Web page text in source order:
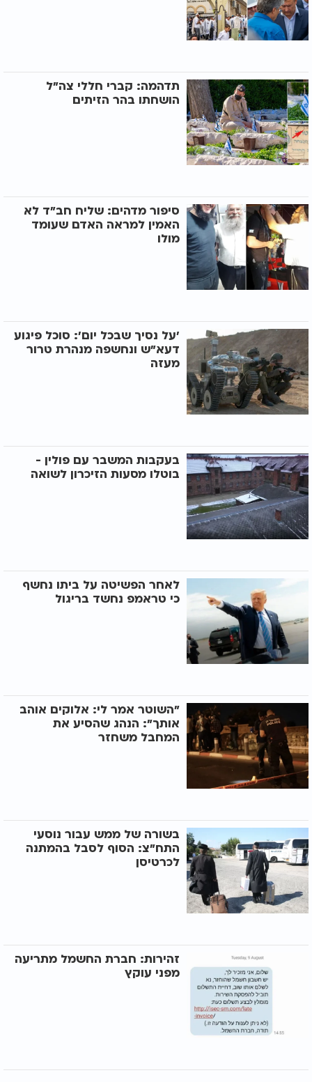
תדהמה: קברי חללי צה"ל
הושחתו בהר הזיתים
סיפור מדהים: שליח חב"ד לא
האמין למראה האדם שעומד
מולו
'על נסיך שבכל יום': סוכל פיגוע
דעא"ש ונחשפה מנהרת טרור
מעזה
בעקבות המשבר עם פולין -
בוטלו מסעות הזיכרון לשואה
לאחר הפשיטה על ביתו נחשף
כי טראמפ נחשד בריגול
"השוטר אמר לי: אלוקים אוהב
אותך": הנהג שהסיע את
המחבל משחזר
בשורה של ממש עבור נוסעי
התח"צ: הסוף לסבל בהמתנה
לכרטיסן
זהירות: חברת החשמל מתריעה
מפני עוקץ